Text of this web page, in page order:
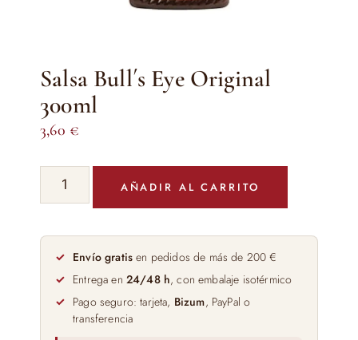
Salsa Bull´s Eye Original
300ml
3,60 €
Salsa
Eye
Original
300ml
cantidad
AÑADIR AL CARRITO
Envío gratis en pedidos de más de 200 €
Entrega en 24/48 h, con embalaje isotérmico
Pago seguro: tarjeta, Bizum, PayPal o
transferencia